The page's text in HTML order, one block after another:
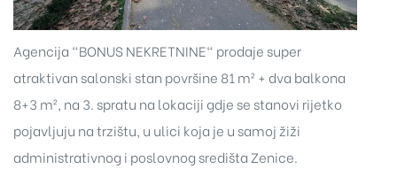
Agencija "BONUS NEKRETNINE" prodaje super
atraktivan salonski stan površine 81 m² + dva balkona
8+3 m², na 3. spratu na lokaciji gdje se stanovi rijetko
pojavljuju na trzištu, u ulici koja je u samoj žiži
administrativnog i poslovnog središta Zenice.